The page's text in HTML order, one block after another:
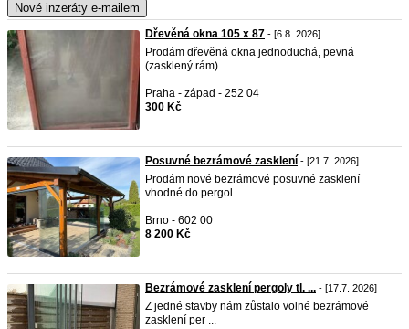
Nové inzeráty e-mailem
Dřevěná okna 105 x 87 - [6.8. 2026]
Prodám dřevěná okna jednoduchá, pevná
(zasklený rám). ...
Praha - západ - 252 04
300 Kč
Posuvné bezrámové zasklení - [21.7. 2026]
Prodám nové bezrámové posuvné zasklení
vhodné do pergol ...
Brno - 602 00
8 200 Kč
Bezrámové zasklení pergoly tl. ... - [17.7. 2026]
Z jedné stavby nám zůstalo volné bezrámové
zasklení per ...